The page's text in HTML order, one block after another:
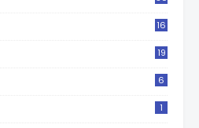
16
19
6
1